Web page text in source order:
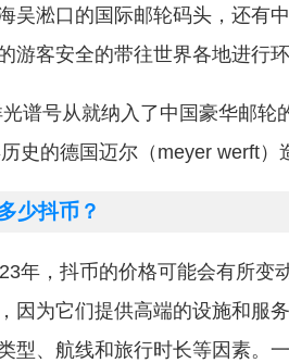
吴淞口的国际邮轮码头，还有
游客安全的带往世界各地进行
谱号从就纳入了中国豪华邮轮
史的德国迈尔（meyer werft）
少抖币？
年，抖币的价格可能会有所变
因为它们提供高端的设施和服
型、航线和旅行时长等因素。